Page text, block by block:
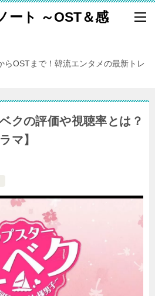
ート ～OST＆感
らOSTまで！韓流エンタメの最新トレ
クの評価や視聴率とは？
マ】